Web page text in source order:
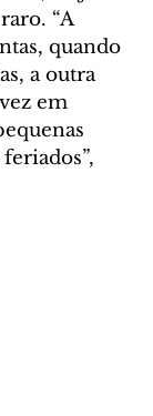
“A
quando
a outra
em